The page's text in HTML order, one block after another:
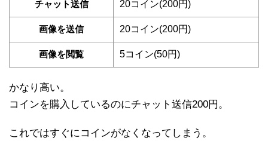
チャット送信 20コイン(200円)
画像を送信 20コイン(200円)
画像を閲覧 5コイン(50円)
かなり高い。
コインを購入しているのにチャット送信200円。
これではすぐにコインがなくなってしまう。